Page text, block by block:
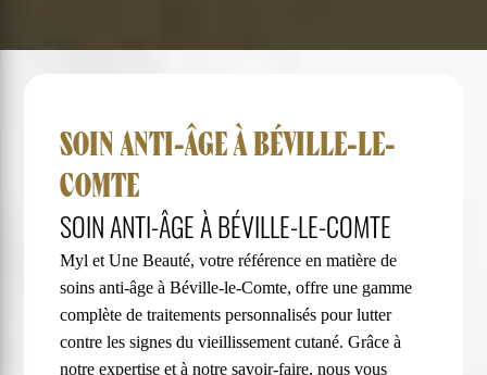
SOIN ANTI-ÂGE À BÉVILLE-LE-
COMTE
SOIN ANTI-ÂGE À BÉVILLE-LE-COMTE
Myl et Une Beauté, votre référence en matière de
soins anti-âge à Béville-le-Comte, offre une gamme
complète de traitements personnalisés pour lutter
contre les signes du vieillissement cutané. Grâce à
notre expertise et à notre savoir-faire, nous vous